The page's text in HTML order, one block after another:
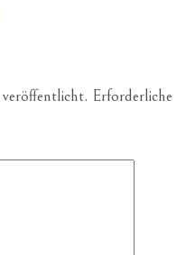
Erforderliche